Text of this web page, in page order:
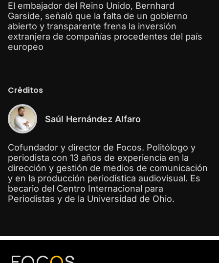
El embajador del Reino Unido, Bernhard
Garside, señaló que la falta de un gobierno
abierto y transparente frena la inversión
extranjera de compañías procedentes del país
europeo
Créditos
Saúl Hernández Alfaro
Cofundador y director de Focos. Politólogo y
periodista con 13 años de experiencia en la
dirección y gestión de medios de comunicación
y en la producción periodística audiovisual. Es
becario del Centro Internacional para
Periodistas y de la Universidad de Ohio.